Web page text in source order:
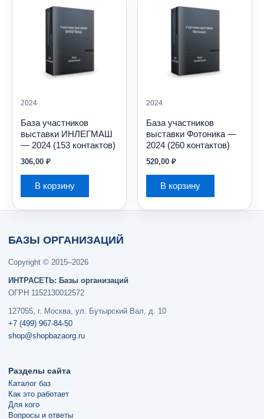
2024
База участников
выставки ИНЛЕГМАШ
— 2024 (153 контактов)
306,00 ₽
В корзину
2024
База участников
выставки Фотоника —
2024 (260 контактов)
520,00 ₽
В корзину
БАЗЫ ОРГАНИЗАЦИЙ
Copyright © 2015–2026
ИНТРАСЕТЬ: Базы организаций
ОГРН 1152130012572
127055, г. Москва, ул. Бутырский Вал, д. 10
+7 (499) 967-84-50
shop@shopbazaorg.ru
Разделы сайта
Каталог баз
Как это работает
Для кого
Вопросы и ответы